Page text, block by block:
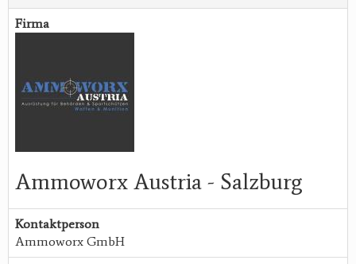
Firma
Ammoworx Austria - Salzburg
Kontaktperson
Ammoworx GmbH